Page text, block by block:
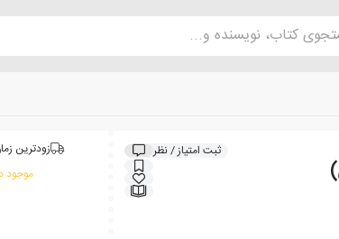
کتاب، نویسنده و...
ثبت امتیاز / نظر
زودترین
موجود